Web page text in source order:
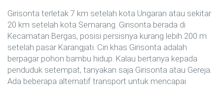
Girisonta terletak 7 km setelah kota Ungaran atau sekitar
20 km setelah kota Semarang. Girisonta berada di
Kecamatan Bergas, posisi persisnya kurang lebih 200 m
setelah pasar Karangjati. Ciri khas Girisonta adalah
berpagar pohon bambu hidup. Kalau bertanya kepada
penduduk setempat, tanyakan saja Girisonta atau Gereja.
Ada beberapa alternatif transport untuk mencapai